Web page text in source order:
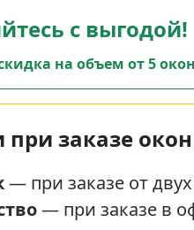
с выгодой!
на объем от 5
заказе окон
— при заказе от
— при заказе в